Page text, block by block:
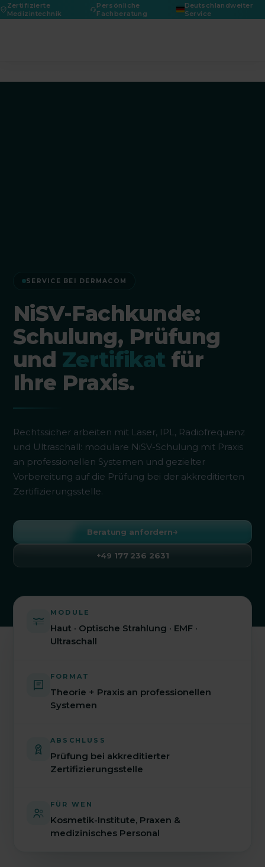
Zertifizierte
Medizintechnik
Persönliche
Fachberatung
Deutschlandweiter
Service
SERVICE BEI DERMACOM
NiSV-Fachkunde:
Schulung, Prüfung
und Zertifikat für
Ihre Praxis.
Rechtssicher arbeiten mit Laser, IPL, Radiofrequenz
und Ultraschall: modulare NiSV-Schulung mit Praxis
an professionellen Systemen und gezielter
Vorbereitung auf die Prüfung bei der akkreditierten
Zertifizierungsstelle.
Beratung anfordern→
+49 177 236 2631
MODULE
Haut · Optische Strahlung · EMF ·
Ultraschall
FORMAT
Theorie + Praxis an professionellen
Systemen
ABSCHLUSS
Prüfung bei akkreditierter
Zertifizierungsstelle
FÜR WEN
Kosmetik-Institute, Praxen &
medizinisches Personal